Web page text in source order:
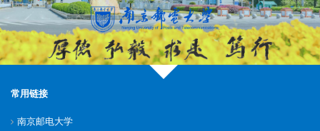
常用链接
南京邮电大学